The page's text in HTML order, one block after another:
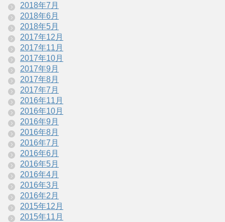
2018年7月
2018年6月
2018年5月
2017年12月
2017年11月
2017年10月
2017年9月
2017年8月
2017年7月
2016年11月
2016年10月
2016年9月
2016年8月
2016年7月
2016年6月
2016年5月
2016年4月
2016年3月
2016年2月
2015年12月
2015年11月